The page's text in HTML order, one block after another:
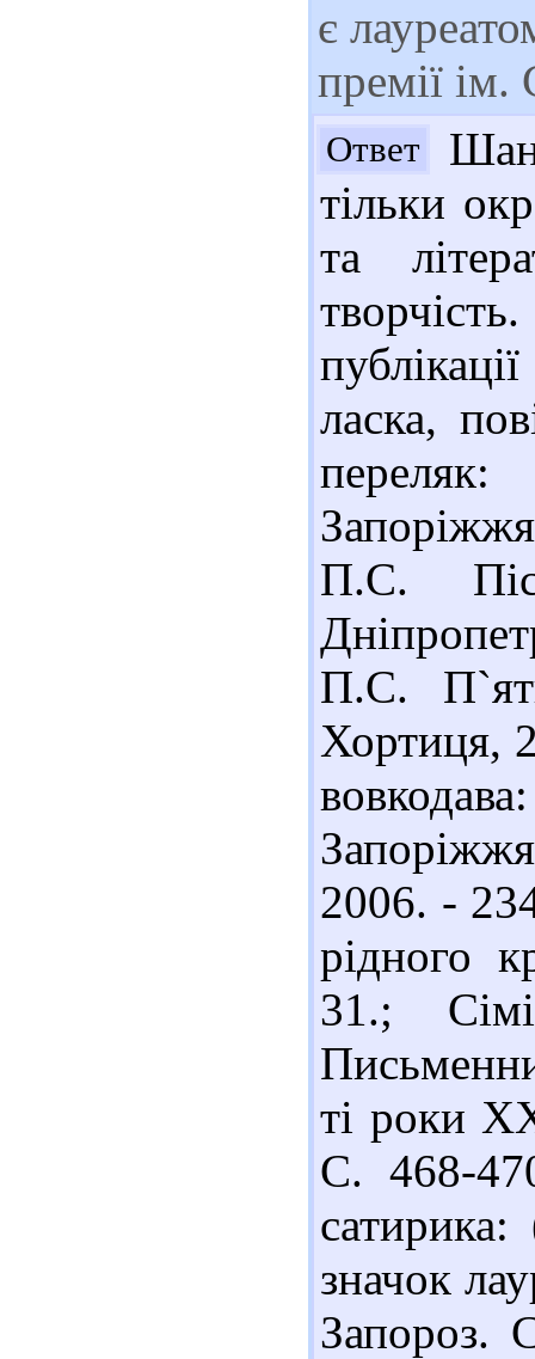
є
премії
Ответ
тільки
та
ласка,
П.С.
П.С.
Хортиця,
2006. -
рідного
31.;
ті роки
С. 468-
значок
Запороз.